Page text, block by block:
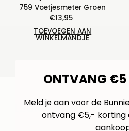
759 Voetjesmeter Groen
Normale
prijs
€13,95
TOEVOEGEN AAN
WINKELMANDJE
LEUKE SOKKEN
ONTVANG €5
Meld je aan voor de
ontvang €5,- korting